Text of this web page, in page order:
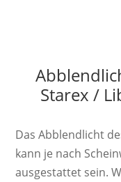
Starex /
Das Abblendlicht
kann je nach
ausgestattet sein.